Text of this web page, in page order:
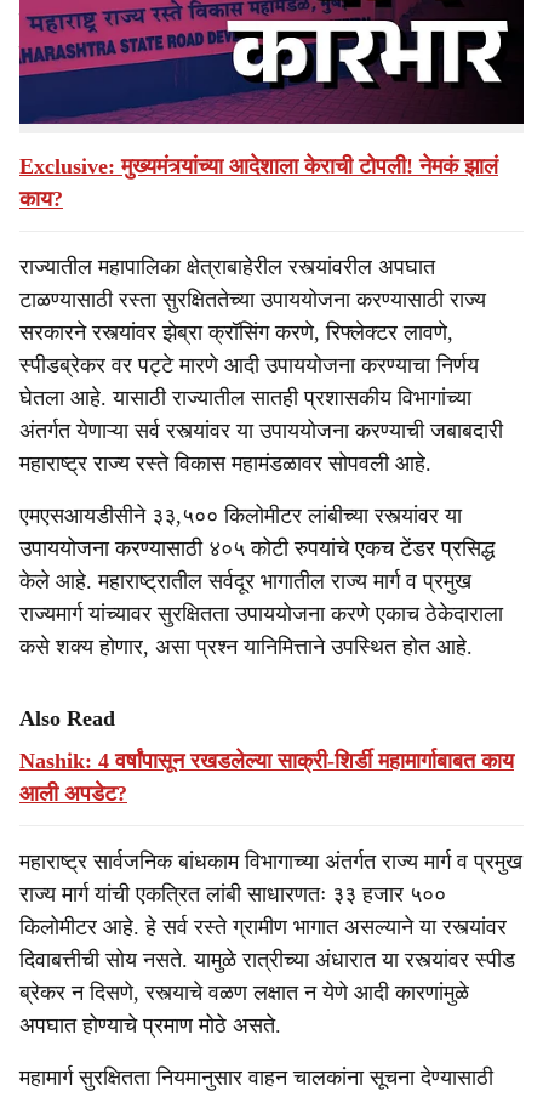
e
करण्यासाठीचे ४०५ कोटींचे टेंडर एकाच ठेकेदाराला देण्याचा प्रताप
महाराष्ट्र राज्य रस्ते विकास महामंडळाने केल्याचे समोर आले आहे.
Also Read
Exclusive: मुख्यमंत्र्यांच्या आदेशाला केराची टोपली! नेमकं झालं
काय?
राज्यातील महापालिका क्षेत्राबाहेरील रस्त्यांवरील अपघात
टाळण्यासाठी रस्ता सुरक्षिततेच्या उपाययोजना करण्यासाठी राज्य
सरकारने रस्त्यांवर झेब्रा क्रॉसिंग करणे, रिफ्लेक्टर लावणे,
स्पीडब्रेकर वर पट्टे मारणे आदी उपाययोजना करण्याचा निर्णय
घेतला आहे. यासाठी राज्यातील सातही प्रशासकीय विभागांच्या
अंतर्गत येणाऱ्या सर्व रस्त्यांवर या उपाययोजना करण्याची जबाबदारी
महाराष्ट्र राज्य रस्ते विकास महामंडळावर सोपवली आहे.
एमएसआयडीसीने ३३,५०० किलोमीटर लांबीच्या रस्त्यांवर या
उपाययोजना करण्यासाठी ४०५ कोटी रुपयांचे एकच टेंडर प्रसिद्ध
केले आहे. महाराष्ट्रातील सर्वदूर भागातील राज्य मार्ग व प्रमुख
राज्यमार्ग यांच्यावर सुरक्षितता उपाययोजना करणे एकाच ठेकेदाराला
कसे शक्य होणार, असा प्रश्न यानिमित्ताने उपस्थित होत आहे.
Also Read
Nashik: 4 वर्षांपासून रखडलेल्या साक्री-शिर्डी महामार्गाबाबत काय
आली अपडेट?
महाराष्ट्र सार्वजनिक बांधकाम विभागाच्या अंतर्गत राज्य मार्ग व प्रमुख
राज्य मार्ग यांची एकत्रित लांबी साधारणतः ३३ हजार ५००
किलोमीटर आहे. हे सर्व रस्ते ग्रामीण भागात असल्याने या रस्त्यांवर
दिवाबत्तीची सोय नसते. यामुळे रात्रीच्या अंधारात या रस्त्यांवर स्पीड
ब्रेकर न दिसणे, रस्त्याचे वळण लक्षात न येणे आदी कारणांमुळे
अपघात होण्याचे प्रमाण मोठे असते.
महामार्ग सुरक्षितता नियमानुसार वाहन चालकांना सूचना देण्यासाठी